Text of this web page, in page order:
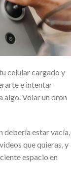
celular cargado y
e intentar
algo. Volar un dron
debería estar vacía,
que quieras, y
espacio en